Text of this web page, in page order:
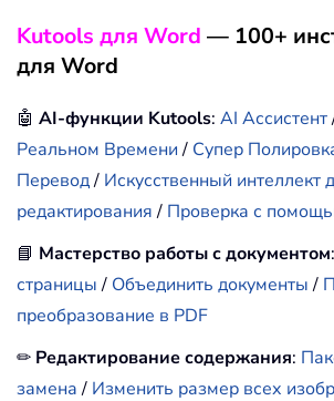
Kutools для Word — 100+
для Word
🤖 AI-функции Kutools: AI Ассистент
Реальном Времени/ Супер
Перевод/ Искусственный интеллект
редактирования/ Проверка с
📘 Мастерство работы с документом:
страницы/ Объединить документы/
преобразование в PDF
✏ Редактирование содержания:
замена/ Изменить размер всех